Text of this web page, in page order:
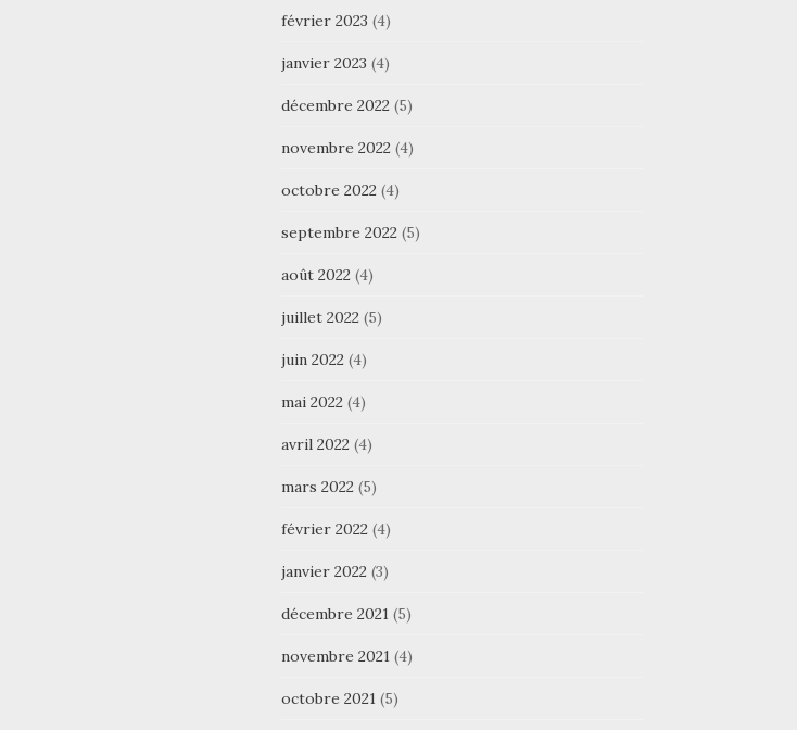
février 2023 (4)
janvier 2023 (4)
décembre 2022 (5)
novembre 2022 (4)
octobre 2022 (4)
septembre 2022 (5)
août 2022 (4)
juillet 2022 (5)
juin 2022 (4)
mai 2022 (4)
avril 2022 (4)
mars 2022 (5)
février 2022 (4)
janvier 2022 (3)
décembre 2021(5)
novembre 2021(4)
octobre 2021(5)